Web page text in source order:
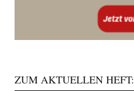
ZUM AKTUELLEN HEFT: